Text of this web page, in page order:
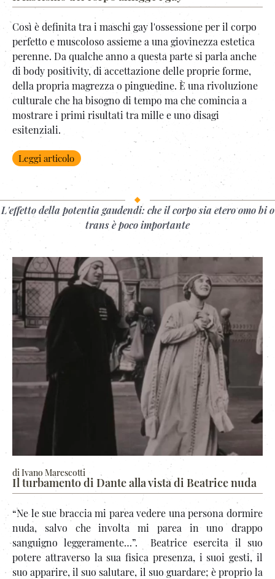
Così è definita tra i maschi gay l'ossessione per il corpo
perfetto e muscoloso assieme a una giovinezza estetica
perenne. Da qualche anno a questa parte si parla anche
di body positivity, di accettazione delle proprie forme,
della propria magrezza o pinguedine. È una rivoluzione
culturale che ha bisogno di tempo ma che comincia a
mostrare i primi risultati tra mille e uno disagi
esitenziali.
Leggi articolo
L'effetto della potentia gaudendi: che il corpo sia etero omo bi o
trans è poco importante
di Ivano Marescotti
Il turbamento di Dante alla vista di Beatrice nuda
“Ne le sue braccia mi parea vedere una persona dormire
nuda, salvo che involta mi parea in uno drappo
sanguigno leggeramente…”. Beatrice esercita il suo
potere attraverso la sua fisica presenza, i suoi gesti, il
suo apparire, il suo salutare, il suo guardare; è proprio la